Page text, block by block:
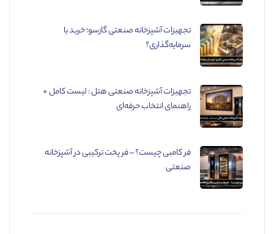
تجهیزات آشپزخانه صنعتی گازسو؛ خرید یا
سرمایه‌گذاری؟
تجهیزات آشپزخانه صنعتی هتل : لیست کامل +
راهنمای انتخاب حرفه‌ای
فر کامبی چیست؟ – فر پخت ترکیبی در آشپزخانه
صنعتی